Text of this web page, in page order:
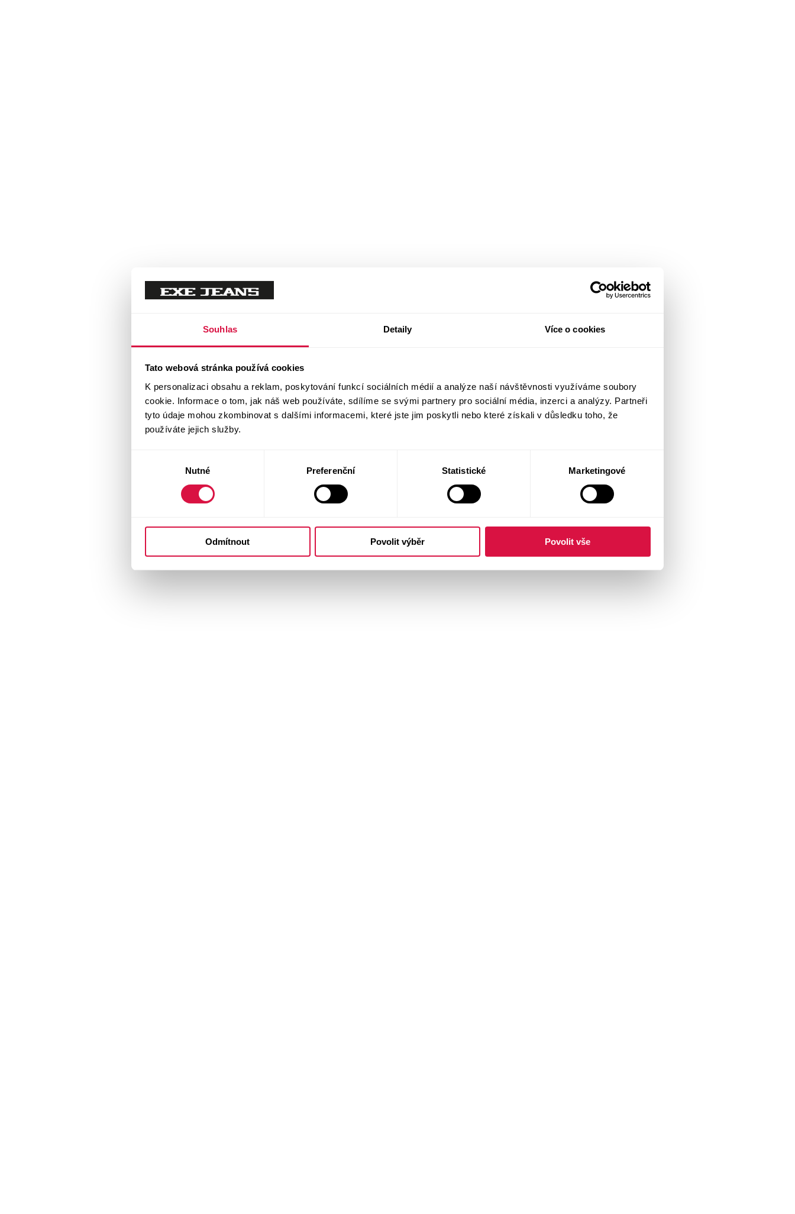
Souhlas Detaily Více o cookies
Tato webová stránka používá cookies
K personalizaci obsahu a reklam, poskytování funkcí sociálních médií a analýze naší návštěvnosti využíváme soubory
cookie. Informace o tom, jak náš web používáte, sdílíme se svými partnery pro sociální média, inzerci a analýzy. Partneři
tyto údaje mohou zkombinovat s dalšími informacemi, které jste jim poskytli nebo které získali v důsledku toho, že
používáte jejich služby.
Nutné Preferenční Statistické Marketingové
Odmítnout Povolit výběr Povolit vše